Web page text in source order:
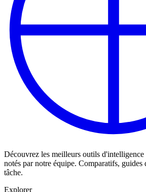
Découvrez les meilleurs outils d'intelligence
notés par notre équipe. Comparatifs, guides
tâche.
Explorer